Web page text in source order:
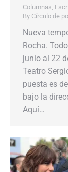
Columnas,
By Círculo de
Nueva
Rocha.
junio al 22
Teatro
puesta es
bajo la
Aquí…